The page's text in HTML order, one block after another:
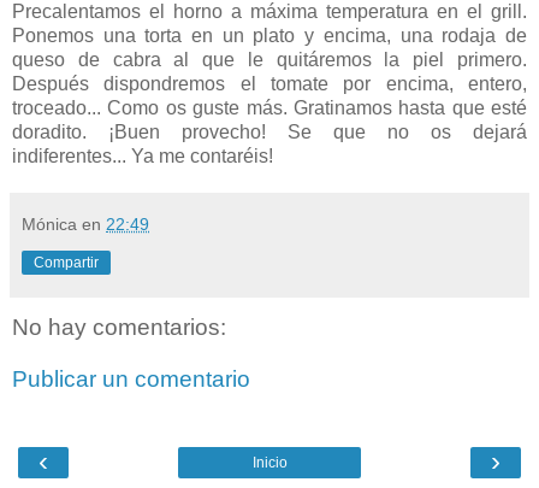
Precalentamos el horno a máxima temperatura en el grill.
Ponemos una torta en un plato y encima, una rodaja de
queso de cabra al que le quitáremos la piel primero.
Después dispondremos el tomate por encima, entero,
troceado... Como os guste más. Gratinamos hasta que esté
doradito. ¡Buen provecho! Se que no os dejará
indiferentes... Ya me contaréis!
Mónica en 22:49
Compartir
No hay comentarios:
Publicar un comentario
‹ ›
Inicio